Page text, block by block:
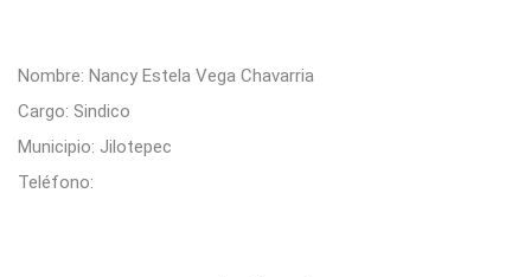
Nombre: Nancy Estela Vega Chavarria
Cargo: Sindico
Municipio: Jilotepec
Teléfono: